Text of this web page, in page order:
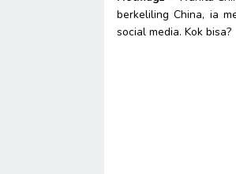
berkeliling China, ia
social media. Kok bisa?